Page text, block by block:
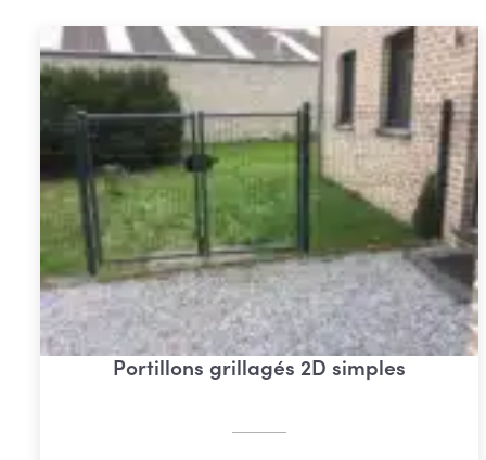
Portillons grillagés 2D simples